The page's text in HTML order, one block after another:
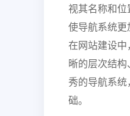
视其名称和
使导航系统更
在网站建设
晰的层次结
秀的导航系
础。